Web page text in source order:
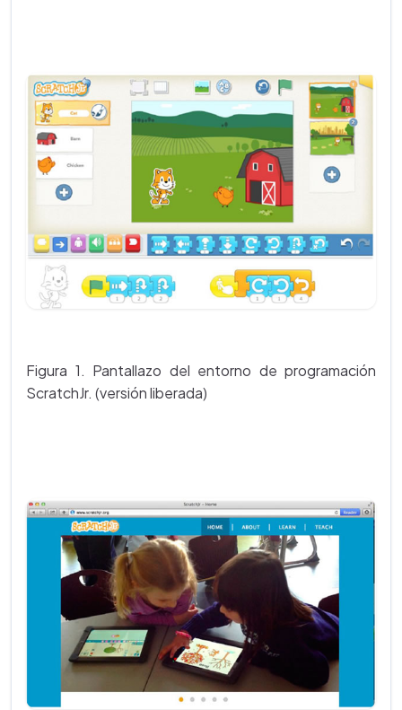
Figura 1. Pantallazo del entorno de programación
ScratchJr. (versión liberada)